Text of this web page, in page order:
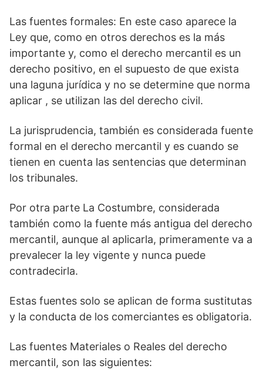
Las fuentes formales: En este caso aparece la
Ley que, como en otros derechos es la más
importante y, como el derecho mercantil es un
derecho positivo, en el supuesto de que exista
una laguna jurídica y no se determine que norma
aplicar , se utilizan las del derecho civil.
La jurisprudencia, también es considerada fuente
formal en el derecho mercantil y es cuando se
tienen en cuenta las sentencias que determinan
los tribunales.
Por otra parte La Costumbre, considerada
también como la fuente más antigua del derecho
mercantil, aunque al aplicarla, primeramente va a
prevalecer la ley vigente y nunca puede
contradecirla.
Estas fuentes solo se aplican de forma sustitutas
y la conducta de los comerciantes es obligatoria.
Las fuentes Materiales o Reales del derecho
mercantil, son las siguientes: